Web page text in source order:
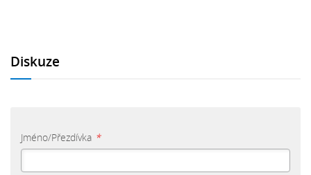
Diskuze
Jméno/Přezdívka *